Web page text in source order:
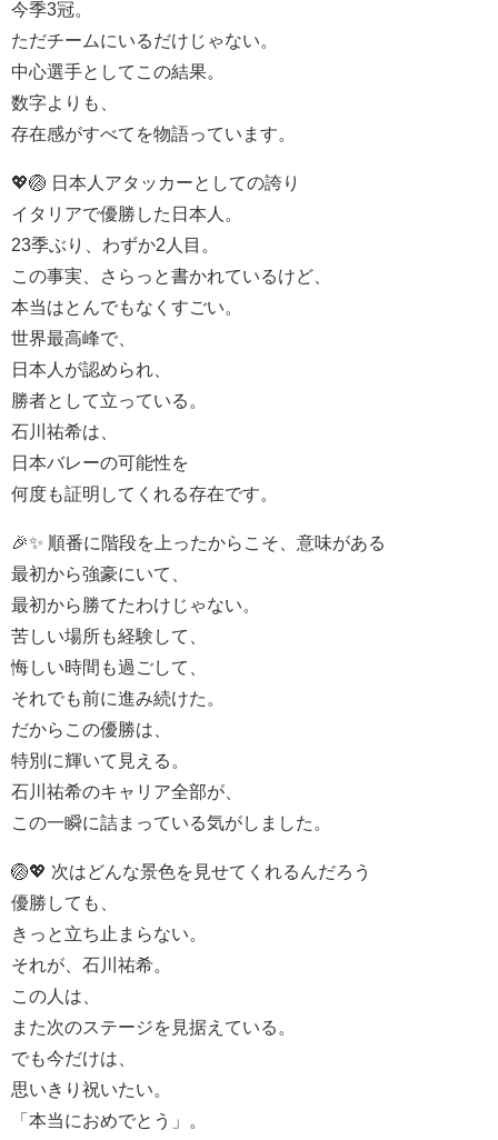
今季3冠。
ただチームにいるだけじゃない。
中心選手としてこの結果。
数字よりも、
存在感がすべてを物語っています。
💖🏐 日本人アタッカーとしての誇り
イタリアで優勝した日本人。
23季ぶり、わずか2人目。
この事実、さらっと書かれているけど、
本当はとんでもなくすごい。
世界最高峰で、
日本人が認められ、
勝者として立っている。
石川祐希は、
日本バレーの可能性を
何度も証明してくれる存在です。
🎉✨ 順番に階段を上ったからこそ、意味がある
最初から強豪にいて、
最初から勝てたわけじゃない。
苦しい場所も経験して、
悔しい時間も過ごして、
それでも前に進み続けた。
だからこの優勝は、
特別に輝いて見える。
石川祐希のキャリア全部が、
この一瞬に詰まっている気がしました。
🏐💖 次はどんな景色を見せてくれるんだろう
優勝しても、
きっと立ち止まらない。
それが、石川祐希。
この人は、
また次のステージを見据えている。
でも今だけは、
思いきり祝いたい。
「本当におめでとう」。